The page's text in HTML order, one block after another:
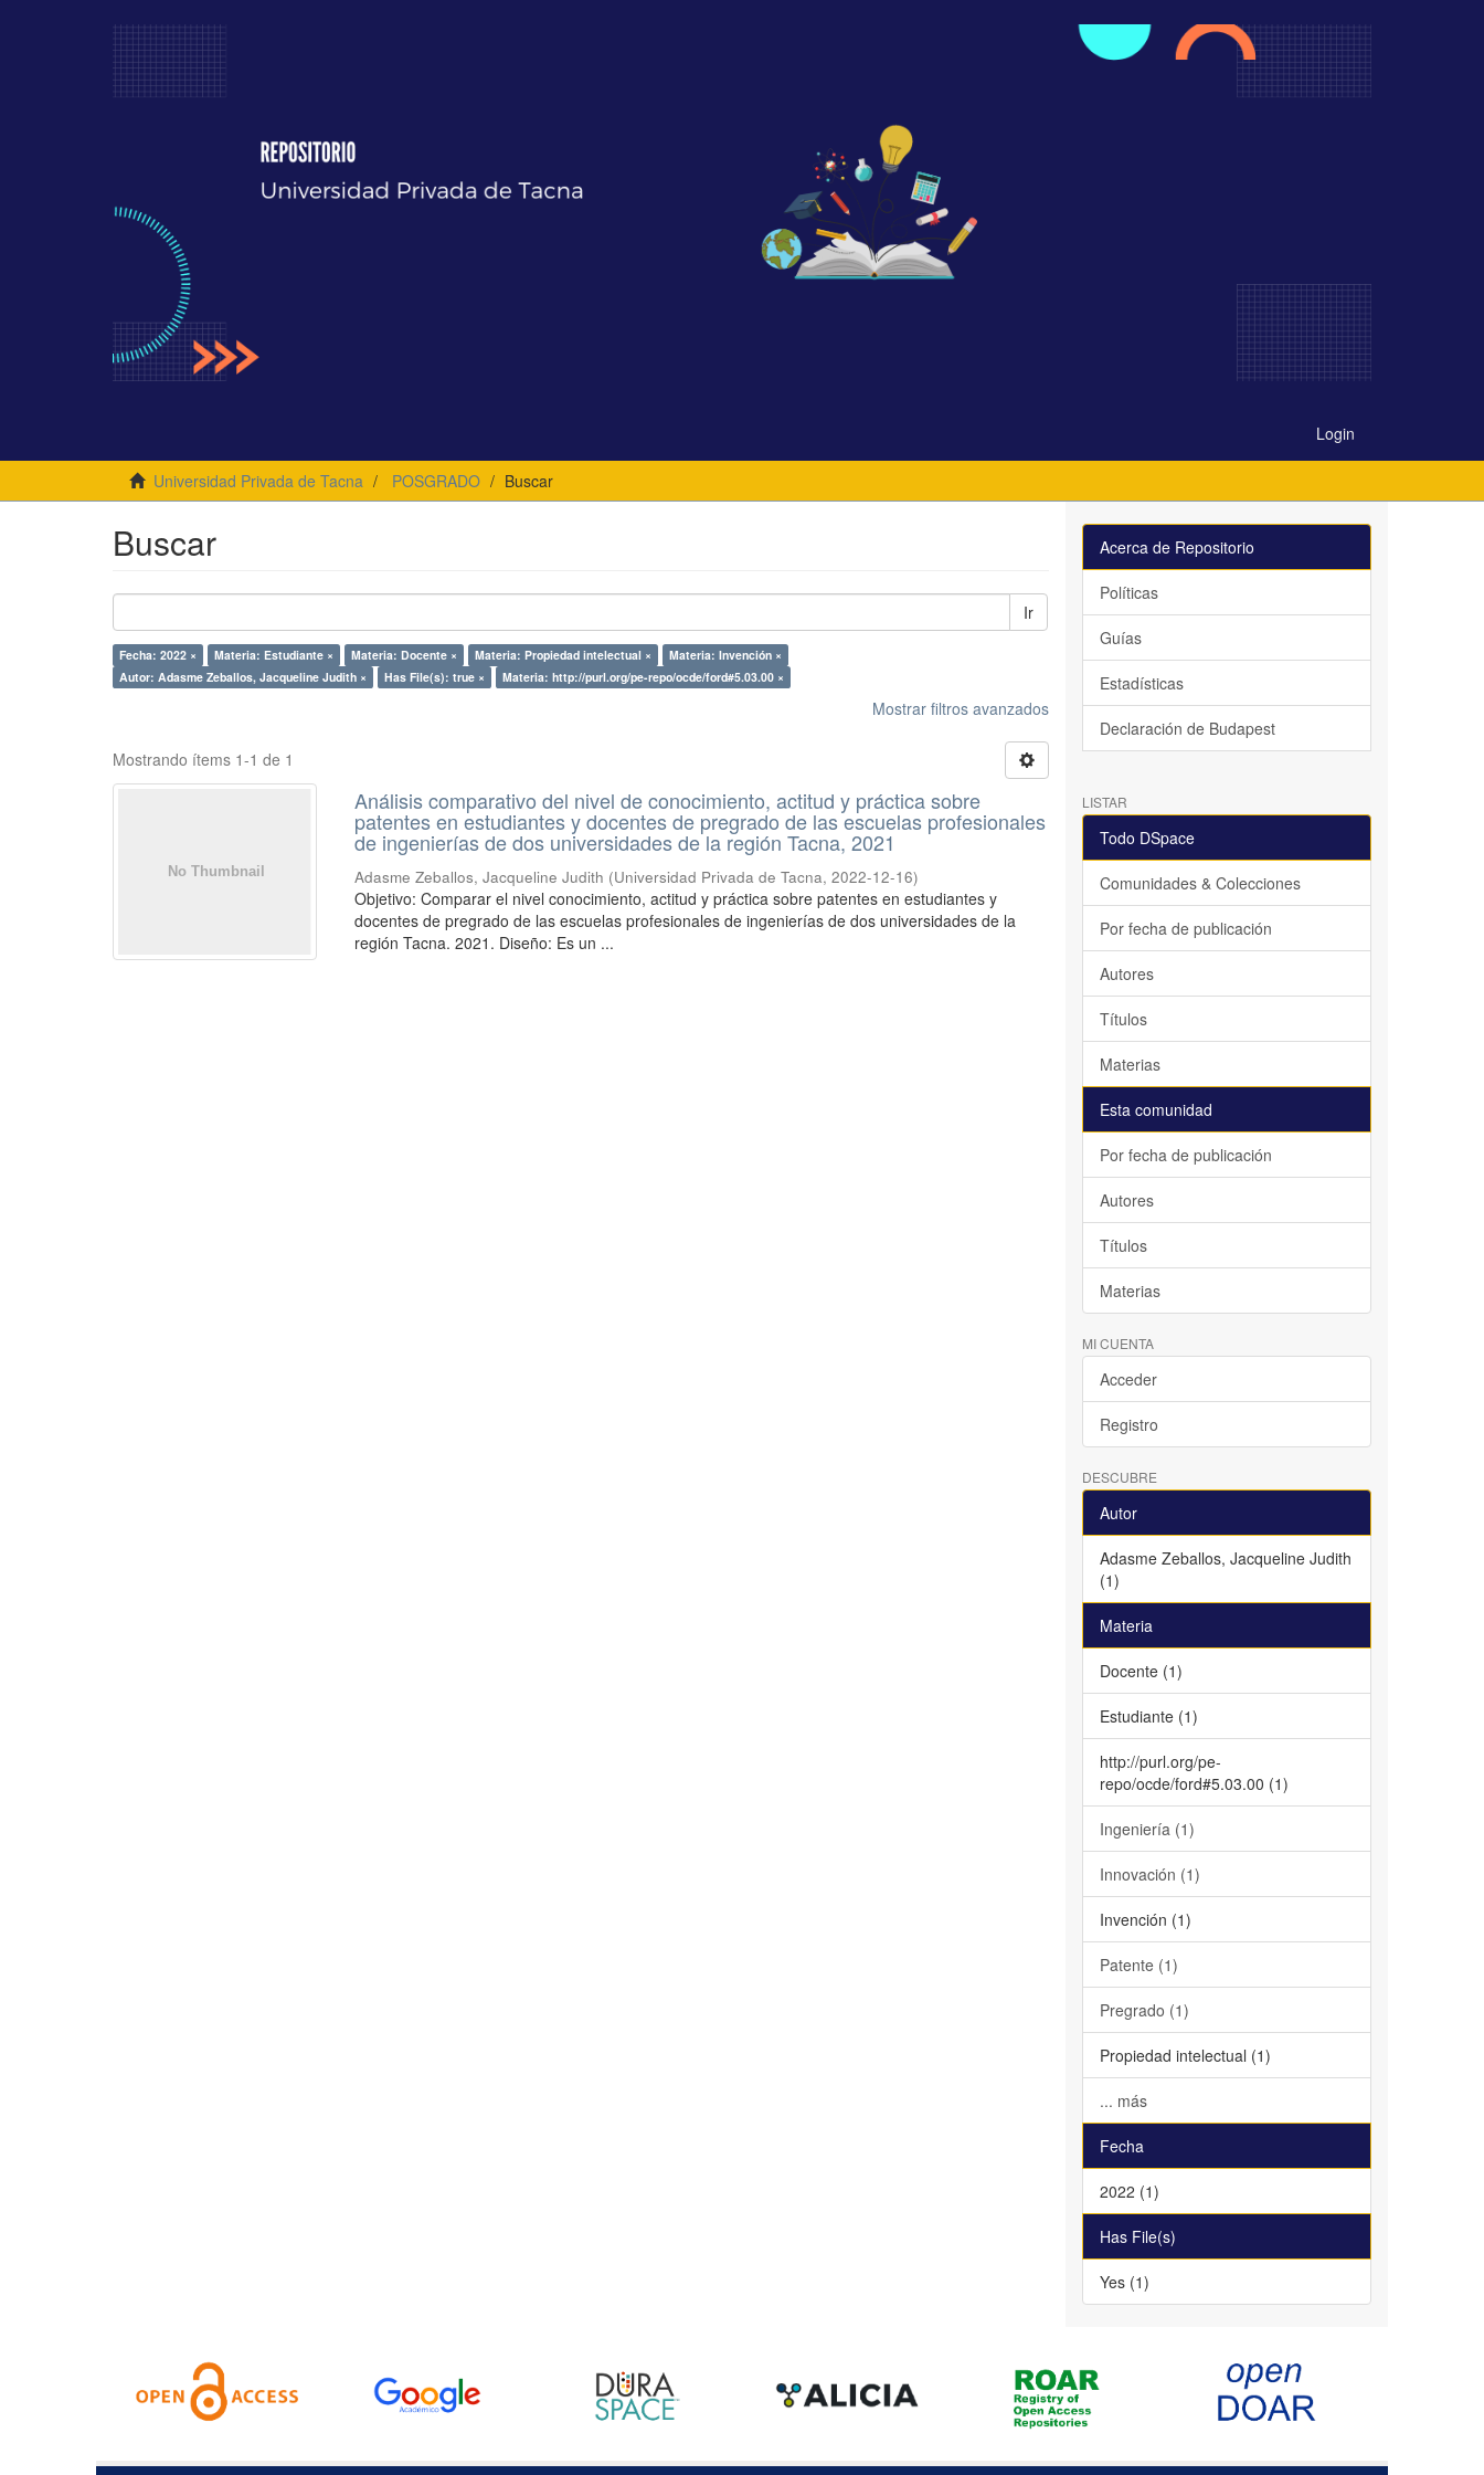
Login
Universidad Privada de Tacna POSGRADO Buscar
Buscar
Ir
Fecha: 2022 × Materia: Estudiante × Materia: Docente × Materia: Propiedad intelectual ×
Materia: Invención ×
Autor: Adasme Zeballos, Jacqueline Judith ×
Has File(s): true × Materia: http://purl.org/pe-repo/ocde/ford#5.03.00 ×
Mostrar filtros avanzados
Mostrando ítems 1-1 de 1
Análisis comparativo del nivel de conocimiento, actitud y práctica sobre
patentes en estudiantes y docentes de pregrado de las escuelas profesionales
de ingenierías de dos universidades de la región Tacna, 2021
Adasme Zeballos, Jacqueline Judith (Universidad Privada de Tacna,2022-12-16)
Objetivo: Comparar el nivel conocimiento, actitud y práctica sobre patentes en estudiantes y
docentes de pregrado de las escuelas profesionales de ingenierías de dos universidades de la
región Tacna. 2021. Diseño: Es un ...
Acerca de Repositorio
Políticas
Guías
Estadísticas
Declaración de Budapest
LISTAR
Todo DSpace
Comunidades & Colecciones
Por fecha de publicación
Autores
Títulos
Materias
Esta comunidad
Por fecha de publicación
Autores
Títulos
Materias
MI CUENTA
Acceder
Registro
DESCUBRE
Autor
Adasme Zeballos, Jacqueline Judith
(1)
Materia
Docente (1)
Estudiante (1)
http://purl.org/pe-
repo/ocde/ford#5.03.00 (1)
Ingeniería (1)
Innovación (1)
Invención (1)
Patente (1)
Pregrado (1)
Propiedad intelectual (1)
... más
Fecha
2022 (1)
Has File(s)
Yes (1)